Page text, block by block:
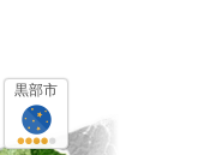
黒部市